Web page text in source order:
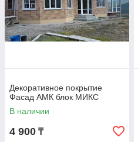
Декоративное покрытие
Фасад АМК блок МИКС
В наличии
4 900 ₸